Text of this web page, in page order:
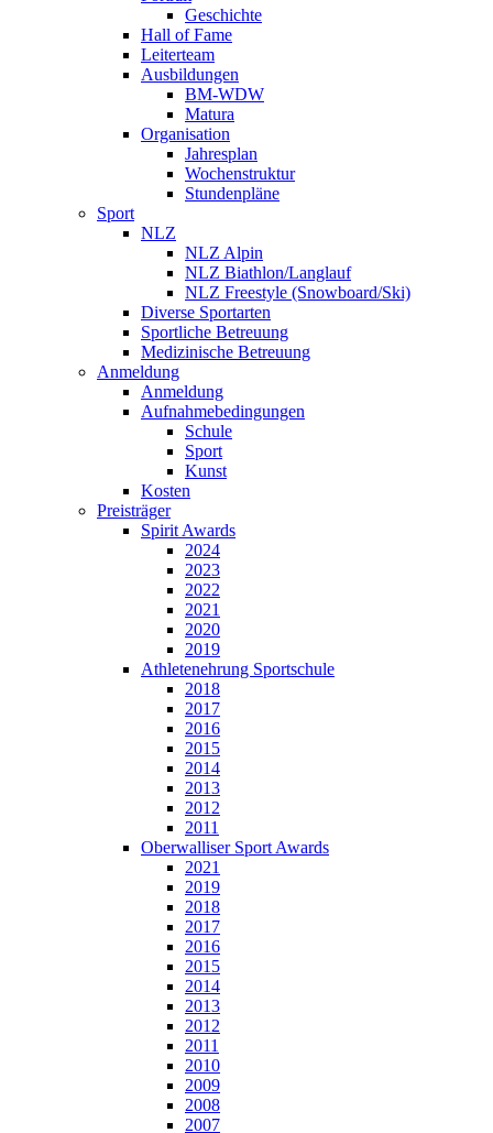
Geschichte
Hall of Fame
Leiterteam
Ausbildungen
BM-WDW
Matura
Organisation
Jahresplan
Wochenstruktur
Stundenpläne
Sport
NLZ
NLZ Alpin
NLZ Biathlon/Langlauf
NLZ Freestyle (Snowboard/Ski)
Diverse Sportarten
Sportliche Betreuung
Medizinische Betreuung
Anmeldung
Anmeldung
Aufnahmebedingungen
Schule
Sport
Kunst
Kosten
Preisträger
Spirit Awards
2024
2023
2022
2021
2020
2019
Athletenehrung Sportschule
2018
2017
2016
2015
2014
2013
2012
2011
Oberwalliser Sport Awards
2021
2019
2018
2017
2016
2015
2014
2013
2012
2011
2010
2009
2008
2007